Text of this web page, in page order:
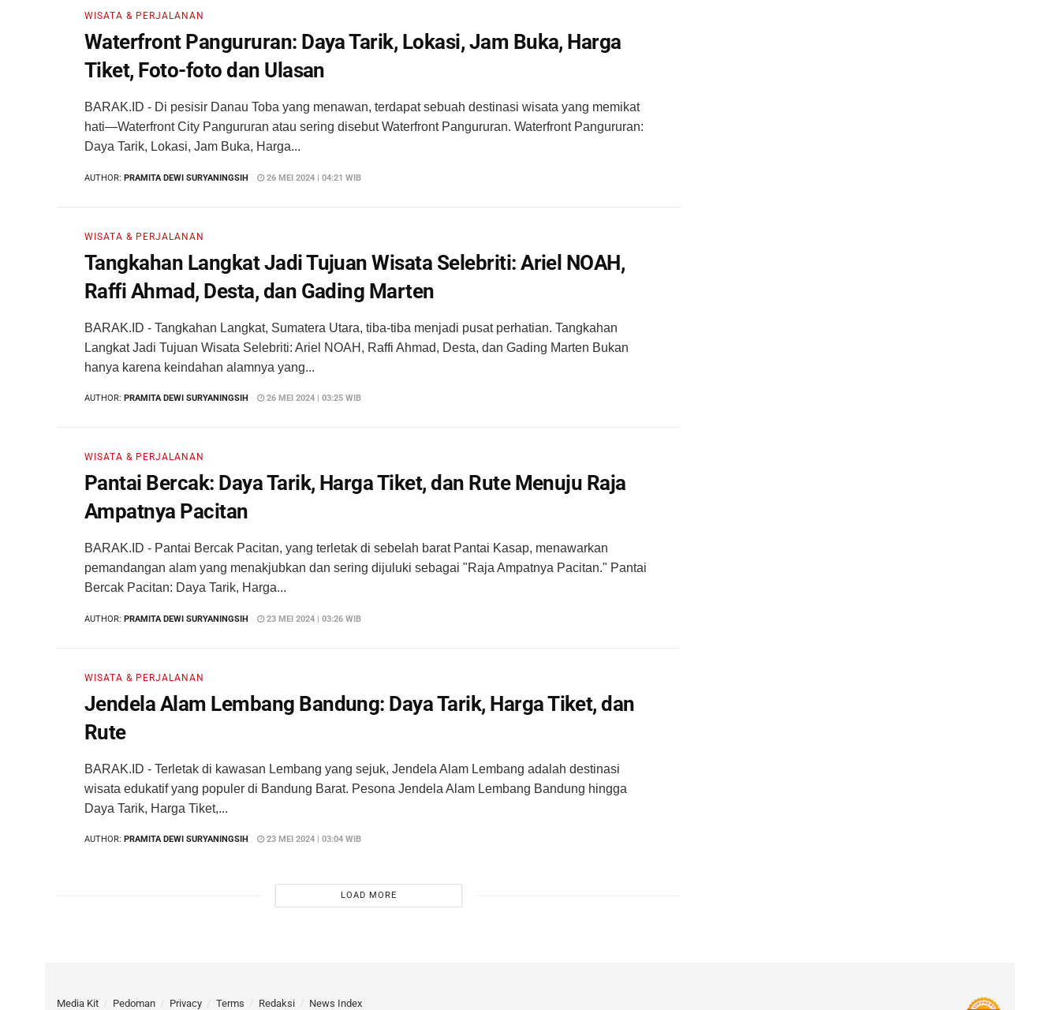
WISATA & PERJALANAN
Waterfront Pangururan: Daya Tarik, Lokasi, Jam Buka, Harga
Tiket, Foto-foto dan Ulasan
BARAK.ID - Di pesisir Danau Toba yang menawan, terdapat sebuah destinasi wisata yang memikat
hati—Waterfront City Pangururan atau sering disebut Waterfront Pangururan. Waterfront Pangururan:
Daya Tarik, Lokasi, Jam Buka, Harga...
AUTHOR: PRAMITA DEWI SURYANINGSIH 26 MEI 2024 | 04:21 WIB
WISATA & PERJALANAN
Tangkahan Langkat Jadi Tujuan Wisata Selebriti: Ariel NOAH,
Raffi Ahmad, Desta, dan Gading Marten
BARAK.ID - Tangkahan Langkat, Sumatera Utara, tiba-tiba menjadi pusat perhatian. Tangkahan
Langkat Jadi Tujuan Wisata Selebriti: Ariel NOAH, Raffi Ahmad, Desta, dan Gading Marten Bukan
hanya karena keindahan alamnya yang...
AUTHOR: PRAMITA DEWI SURYANINGSIH 26 MEI 2024 | 03:25 WIB
WISATA & PERJALANAN
Pantai Bercak: Daya Tarik, Harga Tiket, dan Rute Menuju Raja
Ampatnya Pacitan
BARAK.ID - Pantai Bercak Pacitan, yang terletak di sebelah barat Pantai Kasap, menawarkan
pemandangan alam yang menakjubkan dan sering dijuluki sebagai "Raja Ampatnya Pacitan." Pantai
Bercak Pacitan: Daya Tarik, Harga...
AUTHOR: PRAMITA DEWI SURYANINGSIH 23 MEI 2024 | 03:26 WIB
WISATA & PERJALANAN
Jendela Alam Lembang Bandung: Daya Tarik, Harga Tiket, dan
Rute
BARAK.ID - Terletak di kawasan Lembang yang sejuk, Jendela Alam Lembang adalah destinasi
wisata edukatif yang populer di Bandung Barat. Pesona Jendela Alam Lembang Bandung hingga
Daya Tarik, Harga Tiket,...
AUTHOR: PRAMITA DEWI SURYANINGSIH 23 MEI 2024 | 03:04 WIB
LOAD MORE
Media Kit Pedoman Privacy Terms Redaksi News Index